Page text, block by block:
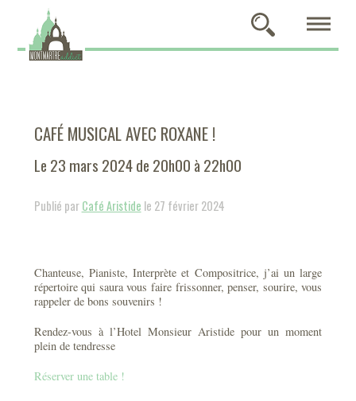
CAFÉ MUSICAL AVEC ROXANE !
Le 23 mars 2024 de 20h00 à 22h00
Publié parCafé Aristide le 27 février 2024
Chanteuse, Pianiste, Interprète et Compositrice, j’ai un large
répertoire qui saura vous faire frissonner, penser, sourire, vous
rappeler de bons souvenirs !
Rendez-vous à l’Hotel Monsieur Aristide pour un moment
plein de tendresse
Réserver une table !